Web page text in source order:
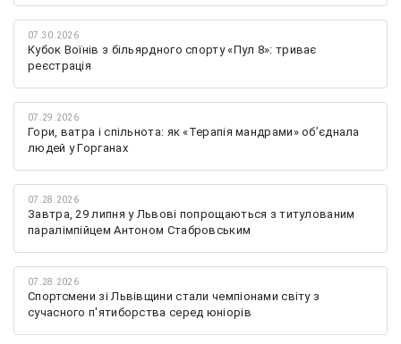
07.30.2026
Кубок Воїнів з більярдного спорту «Пул 8»: триває
реєстрація
07.29.2026
Гори, ватра і спільнота: як «Терапія мандрами» об’єднала
людей у Горганах
07.28.2026
Завтра, 29 липня у Львові попрощаються з титулованим
паралімпійцем Антоном Стабровським
07.28.2026
Спортсмени зі Львівщини стали чемпіонами світу з
сучасного п'ятиборства серед юніорів